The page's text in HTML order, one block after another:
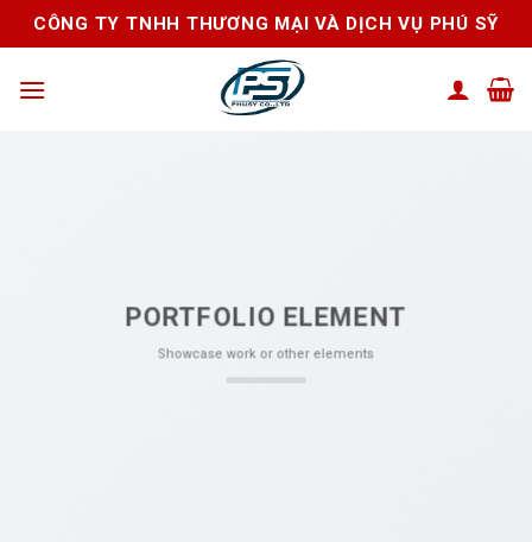
Skip
to
CÔNG TY TNHH THƯƠNG MẠI VÀ DỊCH VỤ PHÚ SỸ
PORTFOLIO ELEMENT
Showcase work or other elements